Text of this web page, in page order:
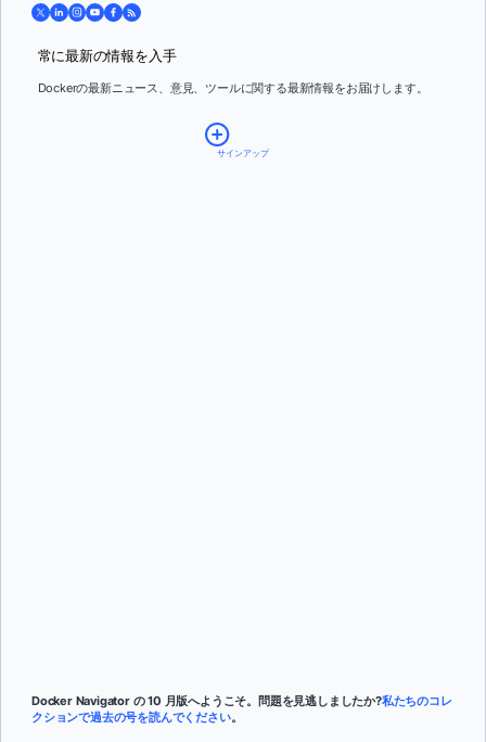
常に最新の情報を入手
Dockerの最新ニュース、意見、ツールに関する最新情報をお届けします。
サインアップ
Docker Navigator の 10 月版へようこそ。問題を見逃しましたか?私たちのコレ
クションで過去の号を読んでください。